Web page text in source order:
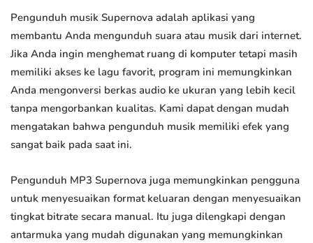
Pengunduh musik Supernova adalah aplikasi yang
membantu Anda mengunduh suara atau musik dari internet.
Jika Anda ingin menghemat ruang di komputer tetapi masih
memiliki akses ke lagu favorit, program ini memungkinkan
Anda mengonversi berkas audio ke ukuran yang lebih kecil
tanpa mengorbankan kualitas. Kami dapat dengan mudah
mengatakan bahwa pengunduh musik memiliki efek yang
sangat baik pada saat ini.
Pengunduh MP3 Supernova juga memungkinkan pengguna
untuk menyesuaikan format keluaran dengan menyesuaikan
tingkat bitrate secara manual. Itu juga dilengkapi dengan
antarmuka yang mudah digunakan yang memungkinkan